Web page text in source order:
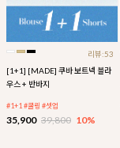
리뷰:53
[1+1] [MADE] 쿠바 보트넥 블라
우스 + 반바지
#1+1 #쿨링 #셋업
35,900 39,800 10%